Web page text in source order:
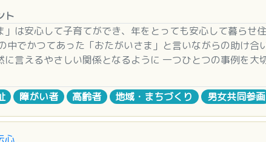
ト
」は安心して子育てができ、年をとっても安心して暮ら
中でかつてあった「おたがいさま」と言いながらの助け
に言えるやさしい関係となるように 一つひとつの事例を
００人余り、年間活動時間は１万時間近くになっており地
障がい者 高齢者 地域・まちづくり 男女共同参画
心